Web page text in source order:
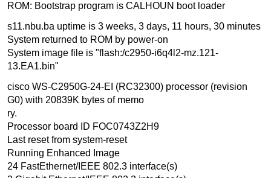
ROM: Bootstrap program is CALHOUN boot loader
s11.nbu.ba uptime is 3 weeks, 3 days, 11 hours, 30 minutes
System returned to ROM by power-on
System image file is "flash:/c2950-i6q4l2-mz.121-
13.EA1.bin"
cisco WS-C2950G-24-EI (RC32300) processor (revision
G0) with 20839K bytes of memo
ry.
Processor board ID FOC0743Z2H9
Last reset from system-reset
Running Enhanced Image
24 FastEthernet/IEEE 802.3 interface(s)